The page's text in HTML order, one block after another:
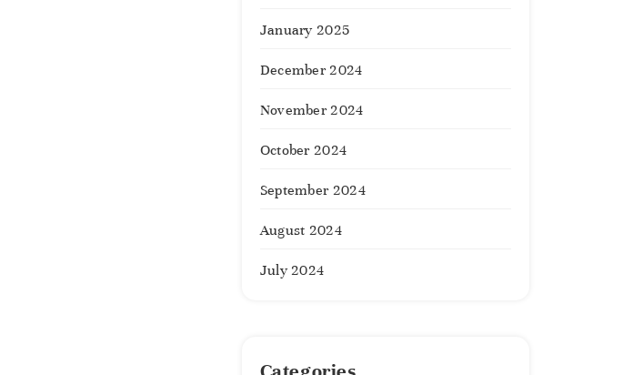
January 2025
December 2024
November 2024
October 2024
September 2024
August 2024
July 2024